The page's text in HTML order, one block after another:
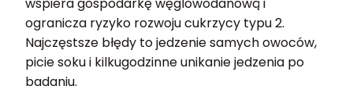
wspiera gospodarkę węglowodanową i
ogranicza ryzyko rozwoju cukrzycy typu 2.
Najczęstsze błędy to jedzenie samych owoców,
picie soku i kilkugodzinne unikanie jedzenia po
badaniu.